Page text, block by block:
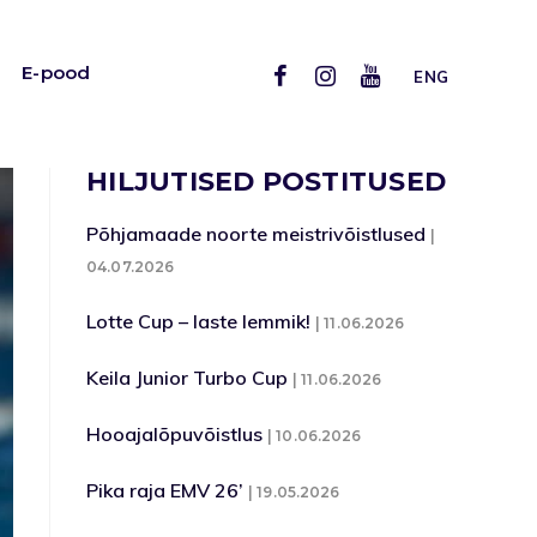
ENG
E-pood
HILJUTISED POSTITUSED
Põhjamaade noorte meistrivõistlused
04.07.2026
Lotte Cup – laste lemmik! 11.06.2026
Keila Junior Turbo Cup 11.06.2026
Hooajalõpuvõistlus 10.06.2026
Pika raja EMV 26’ 19.05.2026